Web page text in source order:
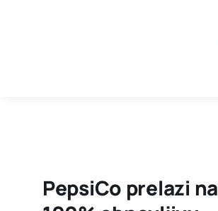
PepsiCo prelazi na